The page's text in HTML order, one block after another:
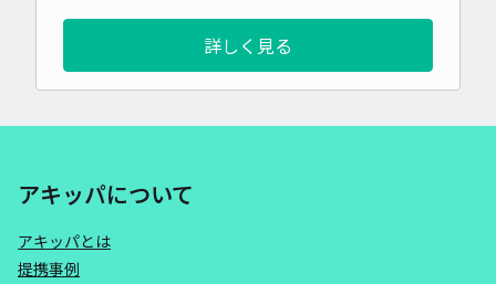
詳しく見る
アキッパについて
アキッパとは
提携事例